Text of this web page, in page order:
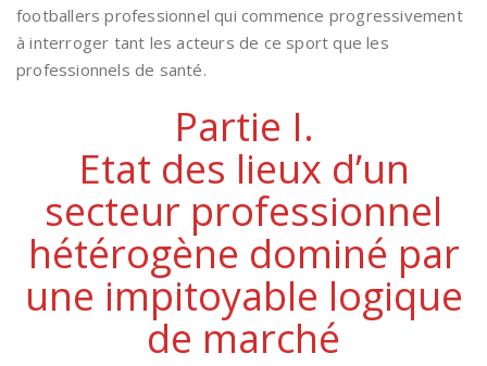
footballers professionnel qui commence progressivement
à interroger tant les acteurs de ce sport que les
professionnels de santé.
Partie I.
Etat des lieux d’un
secteur professionnel
hétérogène dominé par
une impitoyable logique
de marché